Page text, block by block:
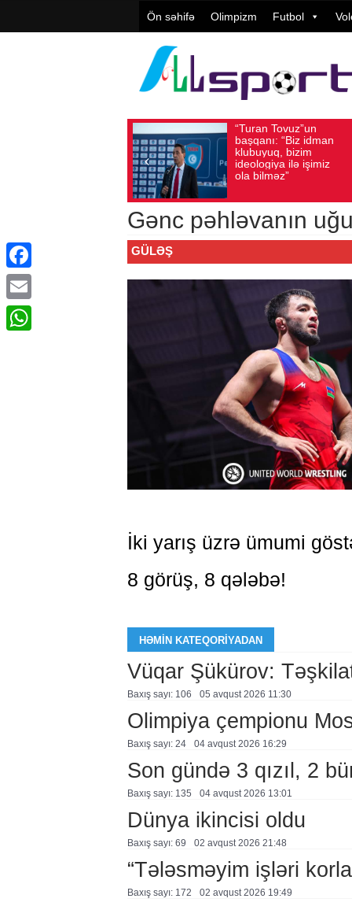
Ön səhifə Olimpizm Futbol
başqanı: “Biz idman
klubuyuq, bizim
ideologiya ilə işimiz
ola bilməz”
Avqust 05, 2026
Gənc pəhləvanın
GÜLƏŞ
İki yarış üzrə ümumi
8 görüş, 8 qələbə!
HƏMIN KATEQORIYADAN
Vüqar Şükürov:
Baxış sayı: 106 05 avqust 2026 11:30
Olimpiya çempionu
Baxış sayı: 24 04 avqust 2026 16:29
Son gündə 3 qızıl, 2
Baxış sayı: 135 04 avqust 2026 13:01
Dünya ikincisi oldu
Baxış sayı: 69 02 avqust 2026 21:48
“Tələsməyim işləri
Baxış sayı: 172 02 avqust 2026 19:49
Facebook
Email